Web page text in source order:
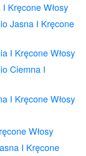
Kręcone Włosy
Jasna I Kręcone
I Kręcone Włosy
Ciemna I
I Kręcone Włosy
Włosy
I Kręcone